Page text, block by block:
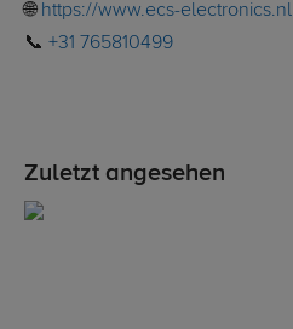
🌐 https://www.ecs-electronics.nl
📞 +31 765810499
Zuletzt angesehen